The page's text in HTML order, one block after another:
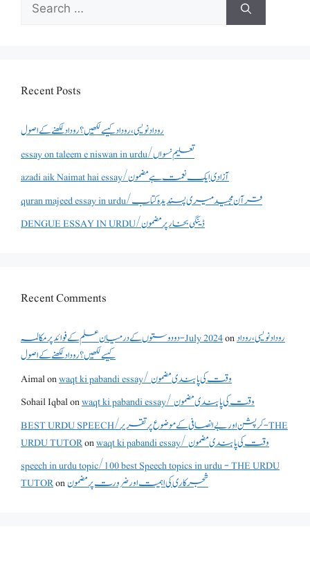
for:
Recent Posts
روداد نویسی ،روداد کیسے لکھیں؟ روداد لکھنے کے اصول
essay on taleem e niswan in urdu/تعلیم نسواں
azadi aik Naimat hai essay/آزادی ایک نعمت ہے مضمون
quran majeed essay in urdu/قرآن مجید میری پسندیدہ کتاب
DENGUE ESSAY IN URDU/ڈینگی بخار پر مضمون
Recent Comments
دو دوستوں کے درمیان علم کے فوائد پر مکالمہ - July 2024onروداد نویسی ،روداد
کیسے لکھیں؟ روداد لکھنے کے اصول
Aimalon
waqt ki pabandi essay/ وقت کی پابندی مضمون
Sohail Iqbalon
waqt ki pabandi essay/ وقت کی پابندی مضمون
BEST URDU SPEECH/کرپشن اور بے انصافی کے موضوع پر تقریر - THE
URDU TUTORon
waqt ki pabandi essay/ وقت کی پابندی مضمون
speech in urdu topic/100 best Speech topics in urdu - THE URDU
TUTORonشجرکاری کی اہمیت اور ضرورت پر مضمون